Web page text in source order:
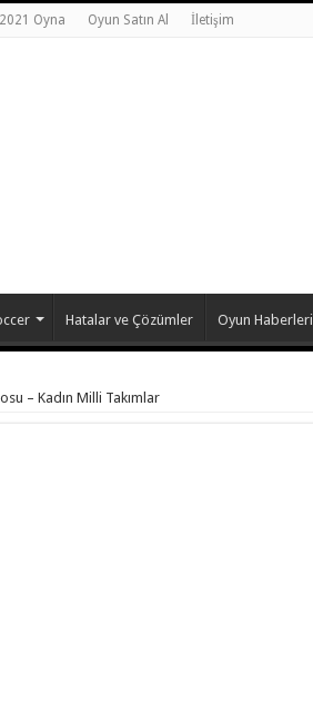
2021 Oyna Oyun Satın Al İletişim
Hatalar ve Çözümler Oyun Haberleri
– Kadın Milli Takımlar